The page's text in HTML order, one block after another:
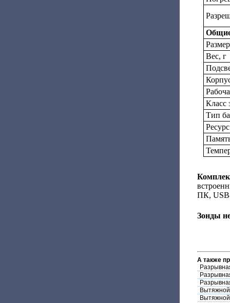
Вес, г
Класс
Тип
ПК, USB-
Зонды
А также